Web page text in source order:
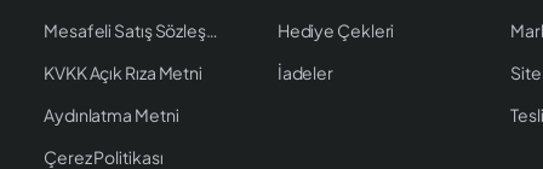
Mesafeli Satış Sözleşmesi
KVKK Açık Rıza Metni
Aydınlatma Metni
Çerez Politikası
Hediye Çekleri
İadeler
Site